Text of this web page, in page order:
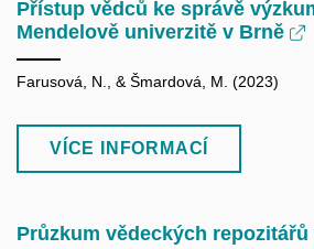
Přístup vědců ke správě
Mendelově univerzitě v Brně
Farusová, N., & Šmardová, M. (2023)
VÍCE INFORMACÍ
Průzkum vědeckých repozitářů